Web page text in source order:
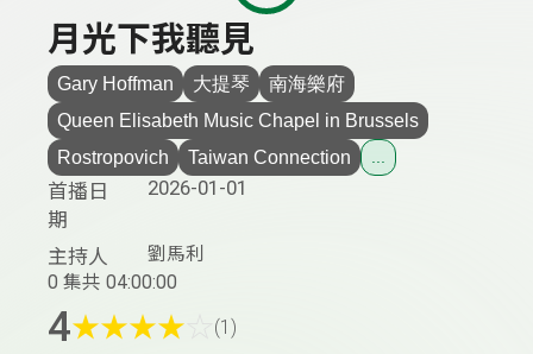
月光下我聽見
Gary Hoffman 大提琴
南海樂府
Queen Elisabeth Music Chapel in Brussels
Rostropovich
Taiwan Connection ...
首播日
期
2026-01-01
主持人
劉馬利
0 集共 04:00:00
4★★★★ (1)